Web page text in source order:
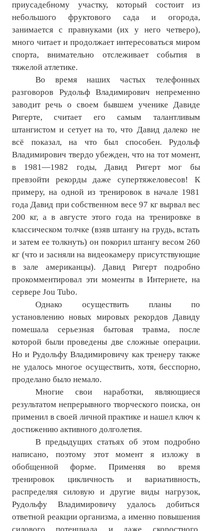
приусадебному участку, который состоит из
небольшого фруктового сада и огорода,
занимается с правнуками (их у него четверо),
много читает и продолжает интересоваться миром
спорта, внимательно отслеживает события в
тяжелой атлетике.
Во время наших частых телефонных
разговоров Рудольф Владимирович непременно
заводит речь о своем бывшем ученике Давиде
Ригерте, считает его самым талантливым
штангистом и сетует на то, что Давид далеко не
всё показал, на что был способен. Рудольф
Владимирович твердо убежден, что на тот момент,
в 1981—1982 годы, Давид Ригерт мог бы
превзойти рекорды даже супертяжеловесов! К
примеру, на одной из тренировок в начале 1981
года Давид при собственном весе 97 кг вырвал вес
200 кг, а в августе этого года на тренировке в
классическом толчке (взяв штангу на грудь, встать
и затем ее толкнуть) он покорил штангу весом 260
кг (что и засняли на видеокамеру присутствующие
в зале американцы). Давид Ригерт подробно
прокомментировал эти моменты в Интернете, на
сервере Jou Tubo.
Однако осуществить планы по
установлению новых мировых рекордов Давиду
помешала серьезная бытовая травма, после
которой были проведены две сложные операции.
Но и Рудольфу Владимировичу как тренеру также
не удалось многое осуществить, хотя, бесспорно,
проделано было немало.
Многие свои наработки, являющиеся
результатом непрерывного творческого поиска, он
применил в своей личной практике и нашел ключ к
достижению активного долголетия.
В предыдущих статьях об этом подробно
написано, поэтому этот момент я изложу в
обобщенной форме. Применяя во время
тренировок цикличность и вариативность,
распределяя силовую и другие виды нагрузок,
Рудольфу Владимировичу удалось добиться
ответной реакции организма, а именно повышения